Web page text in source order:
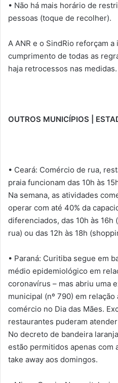
• Não há mais horário de
pessoas (toque de recolher).
A ANR e o SindRio reforçam
cumprimento de todas as
haja retrocessos nas medidas.
OUTROS MUNICÍPIOS |
• Ceará: Comércio de rua,
praia funcionam das 10h às
Na semana, as atividades
operar com até 40% da
diferenciados, das 10h às
rua) ou das 12h às 18h
• Paraná: Curitiba segue em
médio epidemiológico em
coronavírus – mas abriu uma
municipal (nº 790) em
comércio no Dia das Mães.
restaurantes puderam
No decreto de bandeira
estão permitidos apenas com
take away aos domingos.